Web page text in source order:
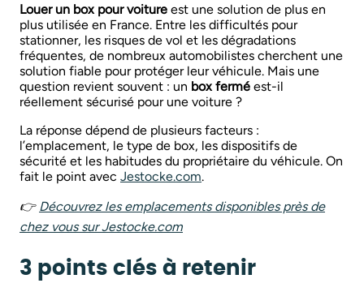
Louer un box pour voiture est une solution de plus en
plus utilisée en France. Entre les difficultés pour
stationner, les risques de vol et les dégradations
fréquentes, de nombreux automobilistes cherchent une
solution fiable pour protéger leur véhicule. Mais une
question revient souvent : un box fermé est-il
réellement sécurisé pour une voiture ?
La réponse dépend de plusieurs facteurs :
l’emplacement, le type de box, les dispositifs de
sécurité et les habitudes du propriétaire du véhicule. On
fait le point avec Jestocke.com.
👉 Découvrez les emplacements disponibles près de
chez vous surJestocke.com
3 points clés à retenir